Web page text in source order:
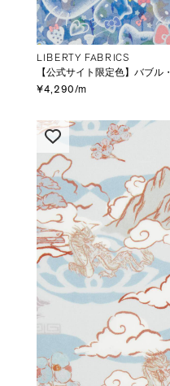
LIBERTY FABRICS
【公式サイト限定色】バブ
¥4,290/m